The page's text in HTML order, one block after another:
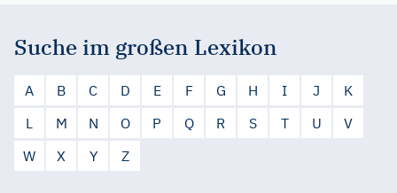
Suche im großen Lexikon
A B C D E F G H I J
K
L
M N O P Q R S T U
V
W
X Y Z